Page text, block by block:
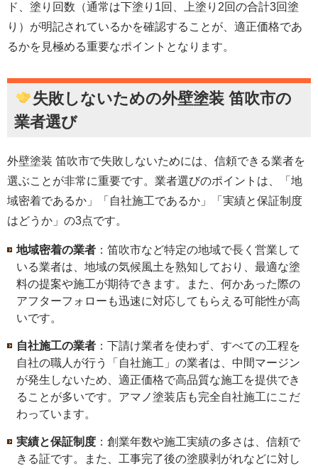
ド、塗り回数（通常は下塗り1回、上塗り2回の合計3回塗
り）が明記されているかを確認することが、適正価格であ
るかを見極める重要なポイントとなります。
失敗しないための外壁塗装 笛吹市の
業者選び
外壁塗装 笛吹市で失敗しないためには、信頼できる業者を
選ぶことが非常に重要です。業者選びのポイントは、「地
域密着であるか」「自社施工であるか」「実績と保証制度
はどうか」の3点です。
地域密着の業者 ：笛吹市など特定の地域で長く営業して
いる業者は、地域の気候風土を熟知しており、最適な塗
料の提案や施工が期待できます。また、何かあった際の
アフターフォローも迅速に対応してもらえる可能性が高
いです。
自社施工の業者 ：下請け業者を使わず、すべての工程を
自社の職人が行う「自社施工」の業者は、中間マージン
が発生しないため、適正価格で高品質な施工を提供でき
ることが多いです。アマノ塗装店も完全自社施工にこだ
わっています。
実績と保証制度 ：創業年数や施工実績の多さは、信頼で
きる証です。また、工事完了後の塗膜剥がれなどに対し